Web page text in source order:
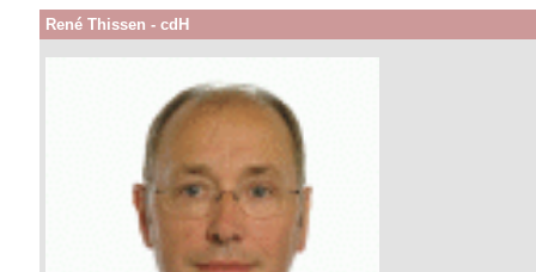
René Thissen - cdH